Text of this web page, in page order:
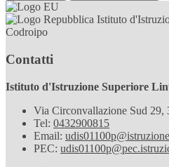
Istituto
Codroipo
Contatti
Istituto d'Istruzione Superiore
Via Circonvallazione Sud 29,
Tel: 0432900815
Email:
PEC: